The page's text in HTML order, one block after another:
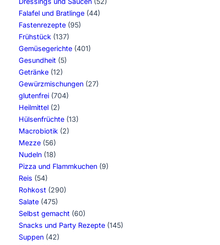
Falafel und Bratlinge (44)
Fastenrezepte (95)
Frühstück (137)
Gemüsegerichte (401)
Gesundheit (5)
Getränke (12)
Gewürzmischungen (27)
glutenfrei (704)
Heilmittel (2)
Hülsenfrüchte (13)
Macrobiotik (2)
Mezze (56)
Nudeln (18)
Pizza und Flammkuchen (9)
Reis (54)
Rohkost (290)
Salate (475)
Selbst gemacht (60)
Snacks und Party Rezepte (145)
Suppen (42)